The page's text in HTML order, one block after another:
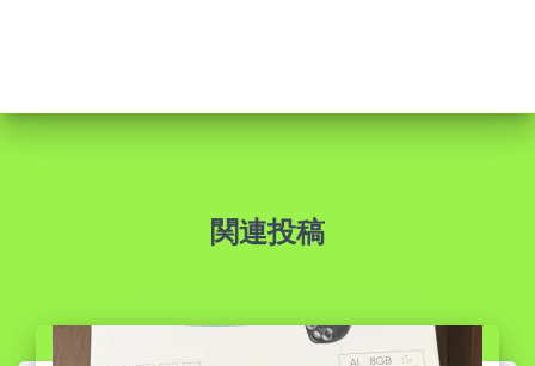
関連投稿